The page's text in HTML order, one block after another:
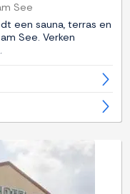
See
een sauna, terras en
See. Verken